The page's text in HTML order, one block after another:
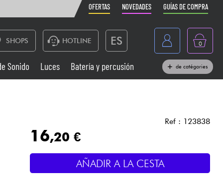
OFERTAS NOVEDADES GUÍAS DE COMPRA
SHOPS HOTLINE ES
France
Belgique
Nederland
0
Sistemas de Sonido
Vientos
Sonido Luces Batería y percusión de catégories
Ref : 123838
16,20 €
AÑADIR A LA CESTA